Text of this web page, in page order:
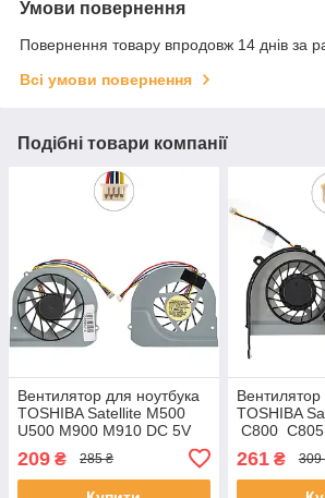
Умови повернення
Повернення товару впродовж 14 днів за
Всі умови повернення
Подібні товари компанії
Вентилятор для ноутбука
TOSHIBA Satellite M500
U500 M900 M910 DC 5V
MOTOR DFS531105MC0T)
(Кулер)
209 ₴ 285 ₴
Вентилятор
TOSHIBA
C800
FG15)
261₴ 309